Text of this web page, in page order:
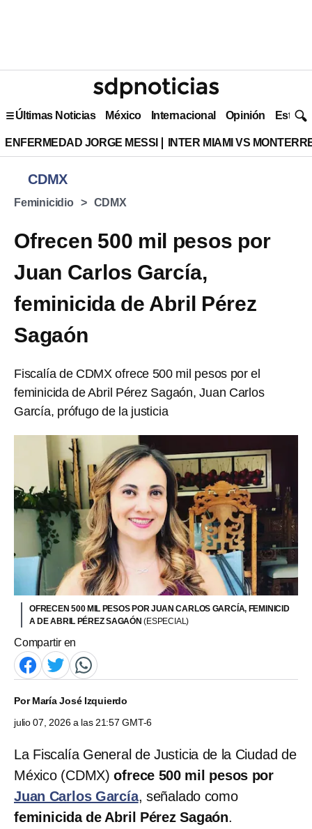
Últimas Noticias México Internacional Opinión Estilo
ENFERMEDAD JORGE MESSI INTER MIAMI VS
CDMX
Feminicidio CDMX
Ofrecen 500 mil pesos por
Juan Carlos García,
feminicida de Abril Pérez
Sagaón
Fiscalía de CDMX ofrece 500 mil pesos por el
feminicida de Abril Pérez Sagaón, Juan Carlos
García, prófugo de la justicia
OFRECEN 500 MIL PESOS POR JUAN CARLOS GARCÍA, FEMINICID
A DE ABRIL PÉREZ SAGAÓN(ESPECIAL)
Compartir en
PorMaría José Izquierdo
julio 07, 2026 a las 21:57 GMT-6
La Fiscalía General de Justicia de la Ciudad de
México (CDMX)ofrece 500 mil pesos por
Juan Carlos García, señalado como
feminicida de Abril Pérez Sagaón.